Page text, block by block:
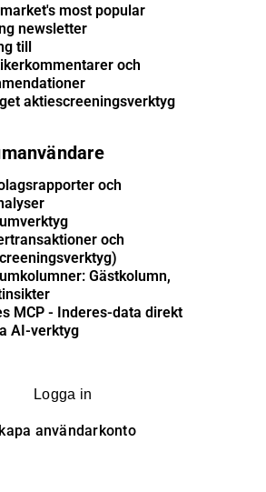
most popular
newsletter
till
och
aktiescreeningsverktyg
och
och
Gästkolumn,
MCP - Inderes-data direkt
AI-verktyg
Logga in
användarkonto